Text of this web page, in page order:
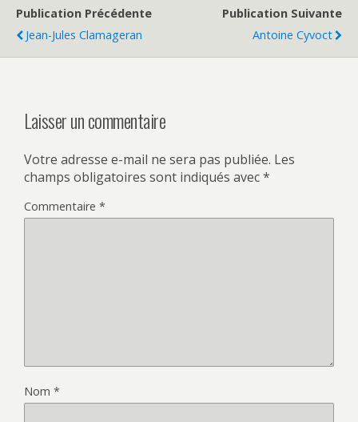
Publication Précédente
Jean-Jules Clamageran
Publication Suivante
Antoine Cyvoct
Laisser un commentaire
Votre adresse e-mail ne sera pas publiée. Les
champs obligatoires sont indiqués avec*
Commentaire *
Nom *